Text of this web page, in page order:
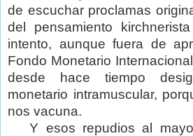
de escuchar proclamas
del pensamiento
intento, aunque fuera de
Fondo Monetario
desde hace tiempo
monetario intramuscular,
nos vacuna.
Y esos repudios al